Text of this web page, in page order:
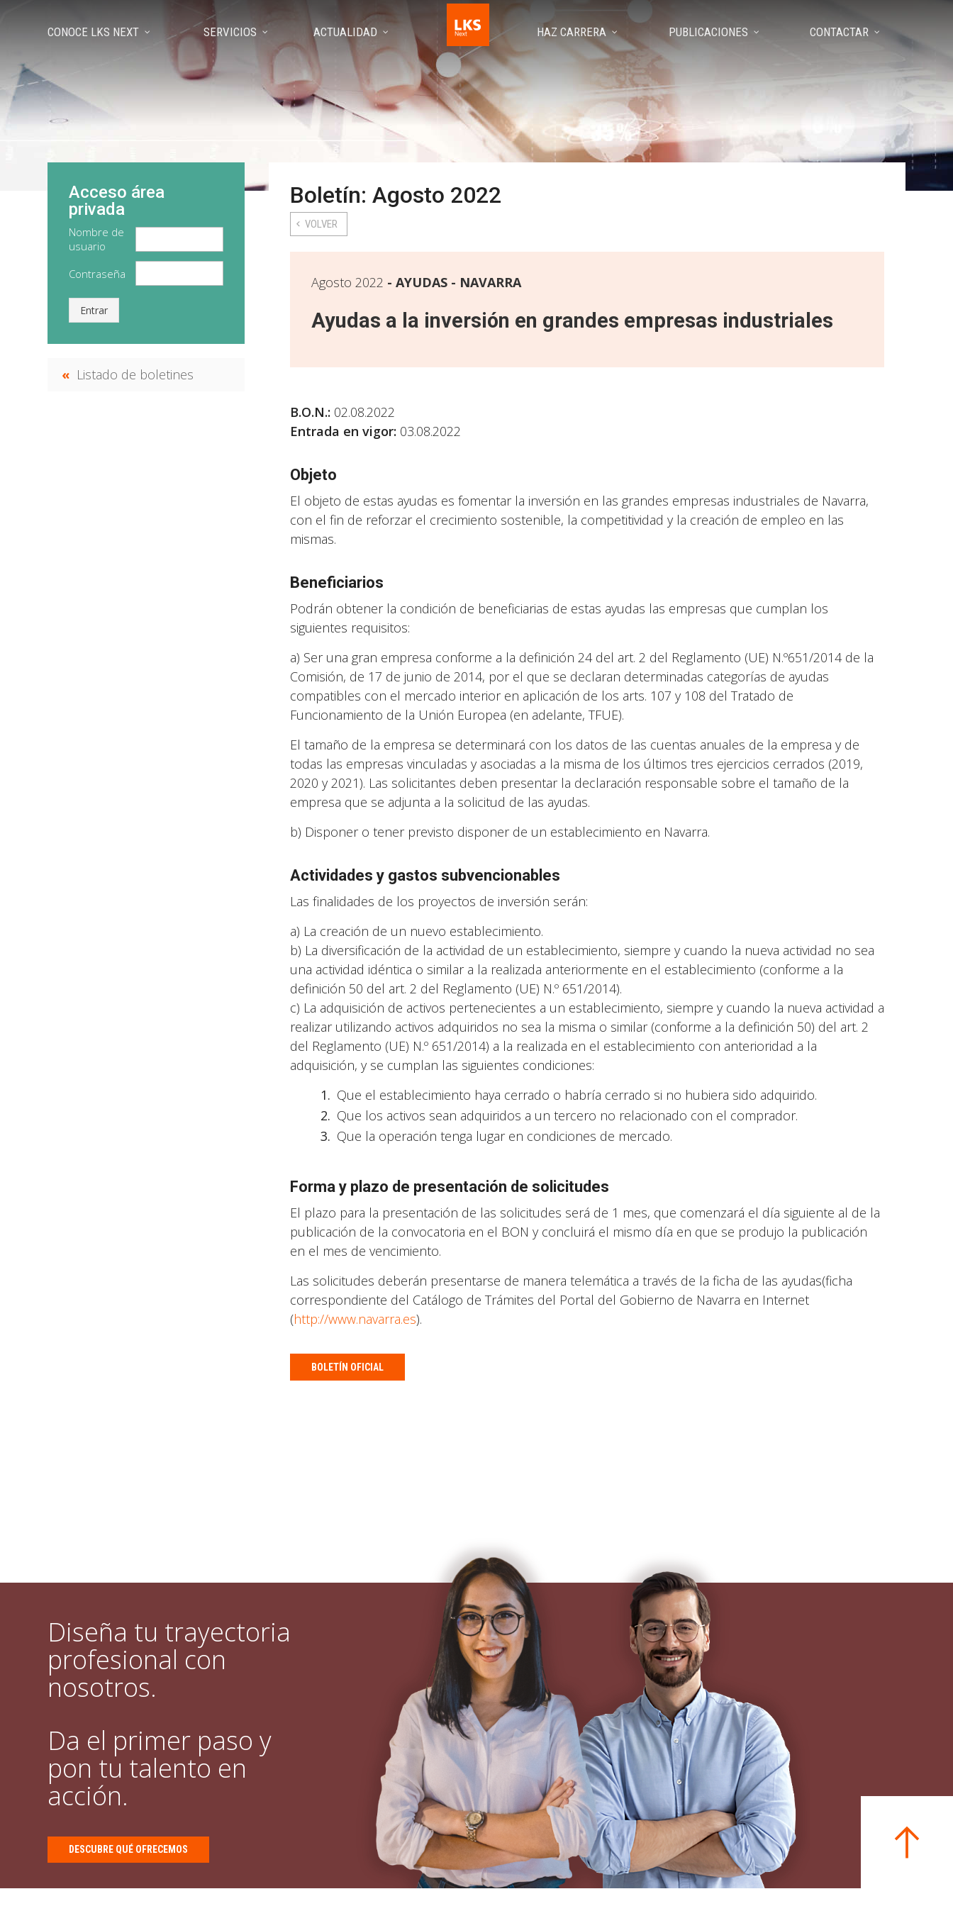
CONOCE LKS NEXT SERVICIOS ACTUALIDAD HAZ CARRERA PUBLICACIONES CONTACTAR
Boletín: Agosto 2022
VOLVER
Agosto 2022 AYUDAS - NAVARRA
Ayudas a la inversión en grandes empresas industriales
B.O.N.: 02.08.2022
Entrada en vigor: 03.08.2022
Objeto
El objeto de estas ayudas es fomentar la inversión en las grandes empresas industriales de Navarra,
con el fin de reforzar el crecimiento sostenible, la competitividad y la creación de empleo en las
mismas.
Beneficiarios
Podrán obtener la condición de beneficiarias de estas ayudas las empresas que cumplan los
siguientes requisitos:
a) Ser una gran empresa conforme a la definición 24 del art. 2 del Reglamento (UE) N.º651/2014 de la
Comisión, de 17 de junio de 2014, por el que se declaran determinadas categorías de ayudas
compatibles con el mercado interior en aplicación de los arts. 107 y 108 del Tratado de
Funcionamiento de la Unión Europea (en adelante, TFUE).
El tamaño de la empresa se determinará con los datos de las cuentas anuales de la empresa y de
todas las empresas vinculadas y asociadas a la misma de los últimos tres ejercicios cerrados (2019,
2020 y 2021). Las solicitantes deben presentar la declaración responsable sobre el tamaño de la
empresa que se adjunta a la solicitud de las ayudas.
b) Disponer o tener previsto disponer de un establecimiento en Navarra.
Actividades y gastos subvencionables
Las finalidades de los proyectos de inversión serán:
a) La creación de un nuevo establecimiento.
b) La diversificación de la actividad de un establecimiento, siempre y cuando la nueva actividad no sea
una actividad idéntica o similar a la realizada anteriormente en el establecimiento (conforme a la
definición 50 del art. 2 del Reglamento (UE) N.º 651/2014).
c) La adquisición de activos pertenecientes a un establecimiento, siempre y cuando la nueva actividad a
realizar utilizando activos adquiridos no sea la misma o similar (conforme a la definición 50) del art. 2
del Reglamento (UE) N.º 651/2014) a la realizada en el establecimiento con anterioridad a la
adquisición, y se cumplan las siguientes condiciones:
Que el establecimiento haya cerrado o habría cerrado si no hubiera sido adquirido.
Que los activos sean adquiridos a un tercero no relacionado con el comprador.
Que la operación tenga lugar en condiciones de mercado.
Forma y plazo de presentación de solicitudes
El plazo para la presentación de las solicitudes será de 1 mes, que comenzará el día siguiente al de la
publicación de la convocatoria en el BON y concluirá el mismo día en que se produjo la publicación
en el mes de vencimiento.
Las solicitudes deberán presentarse de manera telemática a través de la ficha de las ayudas(ficha
correspondiente del Catálogo de Trámites del Portal del Gobierno de Navarra en Internet
(http://www.navarra.es).
BOLETÍN OFICIAL
Acceso área
privada
Nombre de
usuario
Contraseña
Entrar
Listado de boletines
Diseña tu trayectoria
profesional con
nosotros.
Da el primer paso y
pon tu talento en
acción.
DESCUBRE QUÉ OFRECEMOS